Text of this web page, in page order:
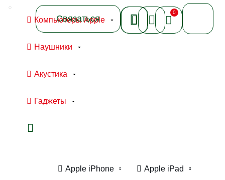
Компьютеры Apple
Наушники
Акустика
Гаджеты
Связаться
0
Apple iPhone Apple iPad